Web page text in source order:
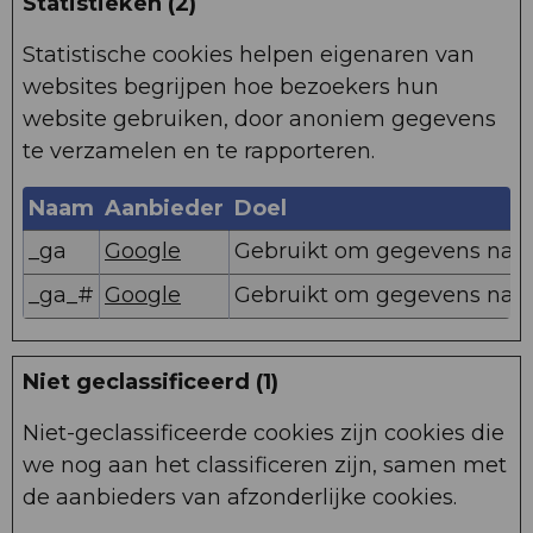
Statistische cookies helpen eigenaren van
websites begrijpen hoe bezoekers hun
website gebruiken, door anoniem gegevens
te verzamelen en te rapporteren.
Naam Aanbieder Doel
_ga
Google
Gebruikt om gegevens
_ga_# Google Gebruikt om gegevens
Niet geclassificeerd (1)
Niet-geclassificeerde cookies zijn cookies die
we nog aan het classificeren zijn, samen met
de aanbieders van afzonderlijke cookies.